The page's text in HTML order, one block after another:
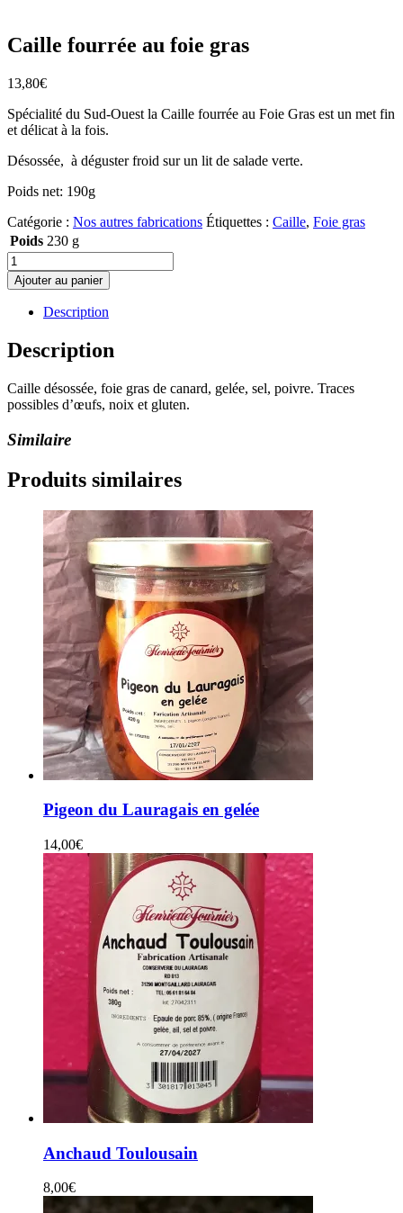
Caille fourrée au foie gras
13,80€
Spécialité du Sud-Ouest la Caille fourrée au Foie Gras est un met fin
et délicat à la fois.
Désossée, à déguster froid sur un lit de salade verte.
Poids net: 190g
Catégorie : Nos autres fabrications Étiquettes : Caille, Foie gras
Poids 230 g
quantité
de
Caille
fourrée
foie
gras
Ajouter au panier
Description
Description
Caille désossée, foie gras de canard, gelée, sel, poivre. Traces
possibles d’œufs, noix et gluten.
Similaire
Produits similaires
Pigeon du Lauragais en gelée
14,00€
Anchaud Toulousain
8,00€